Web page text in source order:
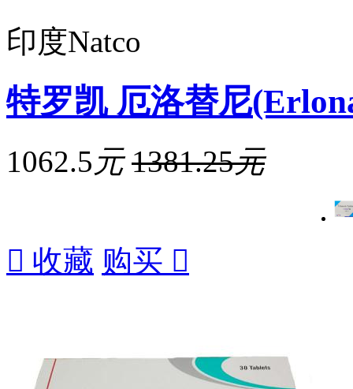
印度Natco
特罗凯 厄洛替尼
1062.5 元 1381.25元
 收藏 购买 